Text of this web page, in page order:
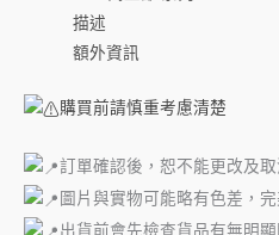
描述
額外資訊
購買前請慎重考慮清楚
訂單確認後，恕不能更改及取
圖片與實物可能略有色差，
出貨前會先檢查貨品有無明